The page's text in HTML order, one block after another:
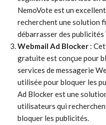
NemoVote est un
recherchent une solution
débarrasser des publicités
Webmail Ad Blocker :
gratuite est conçue pour
services de messagerie
utilisée pour bloquer les
Ad Blocker est une
utilisateurs qui
bloquer les publicités.